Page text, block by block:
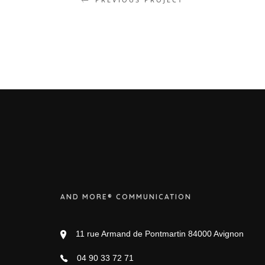
AND MORE® COMMUNICATION
11 rue Armand de Pontmartin 84000 Avignon
04 90 33 72 71